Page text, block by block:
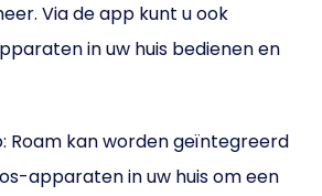
Via de app kunt u ook
in uw huis bedienen en
Roam kan worden geïntegreerd
apparaten in uw huis om een